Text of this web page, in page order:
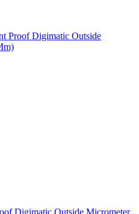
Proof Digimatic Outside
Digimatic Outside Micrometer